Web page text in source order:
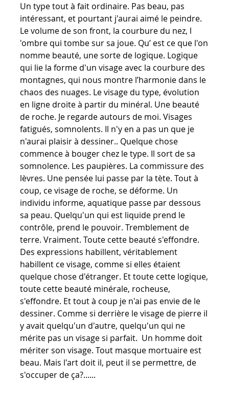
Un type tout à fait ordinaire. Pas beau, pas
intéressant, et pourtant j'aurai aimé le peindre.
Le volume de son front, la courbure du nez, l
'ombre qui tombe sur sa joue. Qu’ est ce que l'on
nomme beauté, une sorte de logique. Logique
qui lie la forme d'un visage avec la courbure des
montagnes, qui nous montre l’harmonie dans le
chaos des nuages. Le visage du type, évolution
en ligne droite à partir du minéral. Une beauté
de roche. Je regarde autours de moi. Visages
fatigués, somnolents. Il n'y en a pas un que je
n'aurai plaisir à dessiner.. Quelque chose
commence à bouger chez le type. Il sort de sa
somnolence. Les paupières. La commissure des
lèvres. Une pensée lui passe par la tète. Tout à
coup, ce visage de roche, se déforme. Un
individu informe, aquatique passe par dessous
sa peau. Quelqu'un qui est liquide prend le
contrôle, prend le pouvoir. Tremblement de
terre. Vraiment. Toute cette beauté s'effondre.
Des expressions habillent, véritablement
habillent ce visage, comme si elles étaient
quelque chose d'étranger. Et toute cette logique,
toute cette beauté minérale, rocheuse,
s'effondre. Et tout à coup je n'ai pas envie de le
dessiner. Comme si derrière le visage de pierre il
y avait quelqu'un d'autre, quelqu'un qui ne
mérite pas un visage si parfait. Un homme doit
mériter son visage. Tout masque mortuaire est
beau. Mais l'art doit il, peut il se permettre, de
s'occuper de ça?......